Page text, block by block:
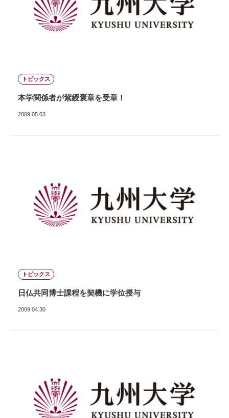
トピックス
本学関係者が紫綬褒章を受章！
2009.05.03
トピックス
日仏共同博士課程を契機に学位授与
2009.04.30